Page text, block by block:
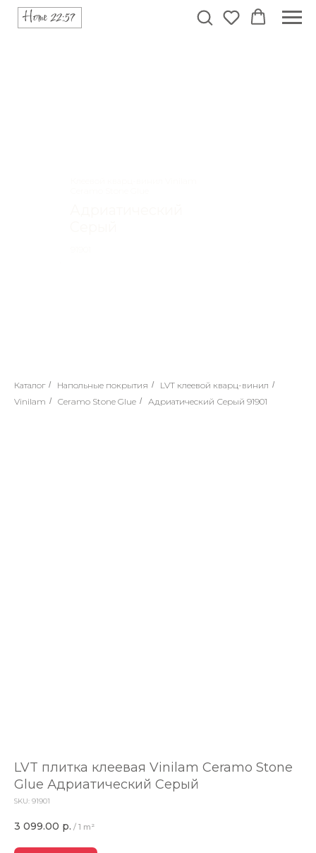
Каталог / Напольные покрытия / LVT клеевой кварц-винил /
Vinilam / Ceramo Stone Glue / Адриатический Серый 91901
LVT плитка клеевая Vinilam Ceramo Stone
Glue Адриатический Серый
SKU: 91901
3 099.00 р. / 1 m²